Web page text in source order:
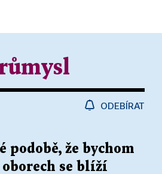
ODEBÍRAT
že bychom
se blíží